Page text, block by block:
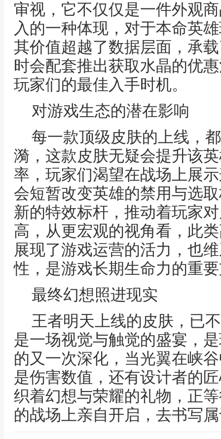
审视，它不仅仅是一件外观
入的一种体现，对于本命英
其价值超越了数据层面，承
时会配套推出获取水晶的优
玩家们的最佳入手时机。
对游戏生态的潜在影响
每一款顶级皮肤的上线，
漪，这款皮肤无疑会提升该
率，玩家们渴望在战场上展
会短暂改变英雄的禁用与选
新的特效标杆，推动着玩家
高，从更宏观的视角看，此
展现了游戏运营的活力，也
性，是游戏长期生命力的重
最终幻想照进现实
王者明天上线的皮肤，已
是一场视觉与触觉的盛宴，
的又一次深化，当光翼在峡
是伤害数值，还有设计者的
织着幻想与荣耀的礼物，正
的战场上亲自开启，去书写